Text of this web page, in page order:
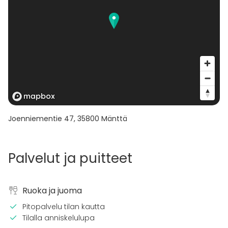
Joenniementie 47, 35800 Mänttä
Palvelut ja puitteet
Ruoka ja juoma
Pitopalvelu tilan kautta
Tilalla anniskelulupa